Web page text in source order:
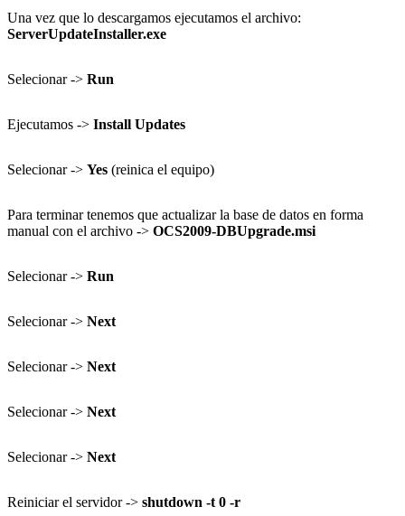
Una vez que lo descargamos ejecutamos el archivo:
ServerUpdateInstaller.exe
Selecionar -> Run
Ejecutamos -> Install Updates
Selecionar -> Yes (reinica el equipo)
Para terminar tenemos que actualizar la base de datos en forma
manual con el archivo -> OCS2009-DBUpgrade.msi
Selecionar -> Run
Selecionar -> Next
Selecionar -> Next
Selecionar -> Next
Selecionar -> Next
Reiniciar el servidor -> shutdown -t 0 -r